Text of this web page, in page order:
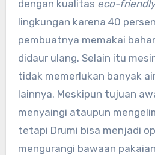
dengan kualitas eco-friendly
lingkungan karena 40
pembuatnya memakai
didaur ulang. Selain itu
tidak memerlukan banyak
lainnya. Meskipun tujuan
menyaingi ataupun
tetapi Drumi bisa menjadi
mengurangi bawaan